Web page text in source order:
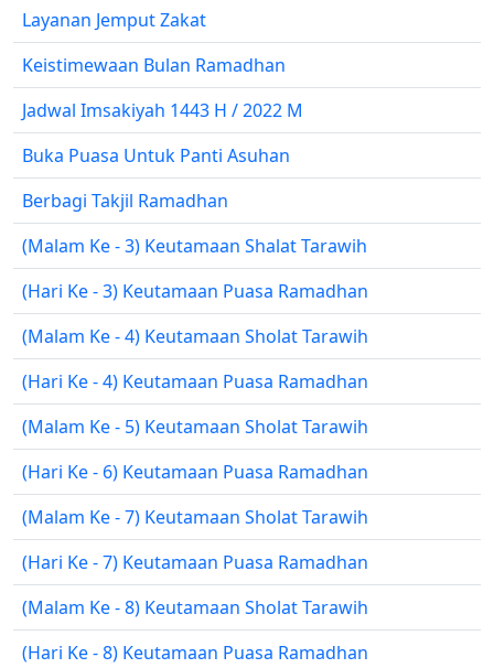
Layanan Jemput Zakat
Keistimewaan Bulan Ramadhan
Jadwal Imsakiyah 1443 H / 2022 M
Buka Puasa Untuk Panti Asuhan
Berbagi Takjil Ramadhan
(Malam Ke - 3) Keutamaan Shalat Tarawih
(Hari Ke - 3) Keutamaan Puasa Ramadhan
(Malam Ke - 4) Keutamaan Sholat Tarawih
(Hari Ke - 4) Keutamaan Puasa Ramadhan
(Malam Ke - 5) Keutamaan Sholat Tarawih
(Hari Ke - 6) Keutamaan Puasa Ramadhan
(Malam Ke - 7) Keutamaan Sholat Tarawih
(Hari Ke - 7) Keutamaan Puasa Ramadhan
(Malam Ke - 8) Keutamaan Sholat Tarawih
(Hari Ke - 8) Keutamaan Puasa Ramadhan